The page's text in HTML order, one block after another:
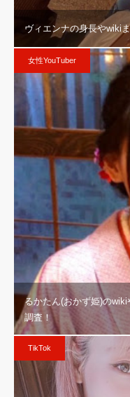
ヴィエンナの身長やwiki
女性YouTuber
るかたん(おかず姫)の
調査！
TikTok